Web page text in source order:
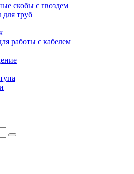
скобы с гвоздем
труб
работы с кабелем